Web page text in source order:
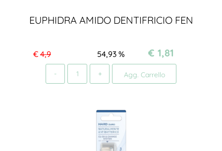
EUPHIDRA AMIDO DENTIFRICIO FEN
€4,9 %
54,93 € 1,81
Agg. Carrello